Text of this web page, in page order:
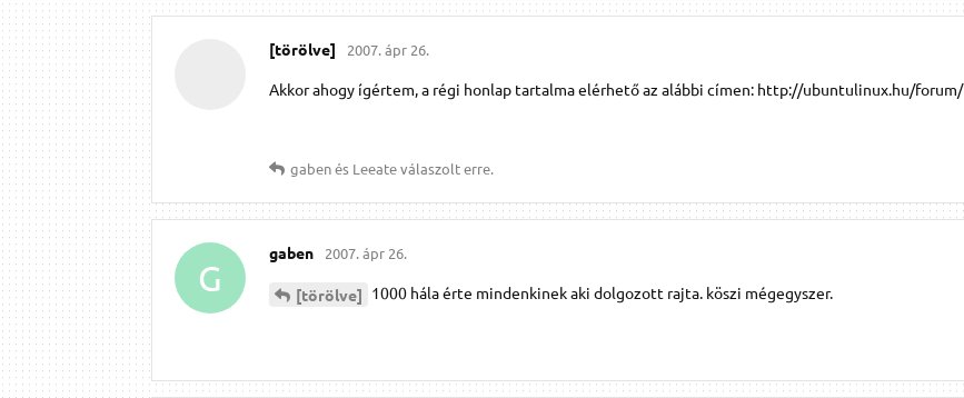
[törölve] 2007. ápr 26.
Akkor ahogy ígértem, a régi honlap tartalma elérhető az alábbi címen: http://ubuntulinux.hu/forum/
gabenés Leeateválaszolt erre.
G
gaben 2007. ápr 26.
[törölve] 1000 hála érte mindenkinek aki dolgozott rajta. köszi mégegyszer.